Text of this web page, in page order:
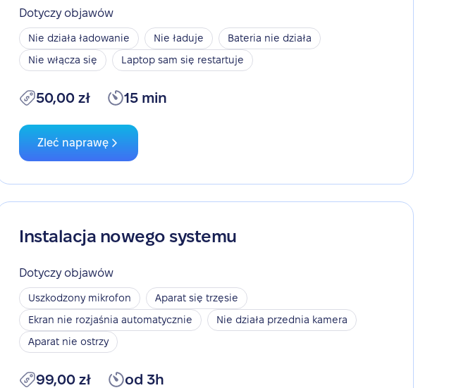
Dotyczy objawów
Nie działa ładowanie Nie ładuje
Bateria nie działa
Nie włącza się
Laptop sam się restartuje
50,00 zł 15 min
Zleć naprawę
Instalacja nowego systemu
Dotyczy objawów
Uszkodzony mikrofon
Aparat się trzęsie
Ekran nie rozjaśnia automatycznie
Nie działa przednia kamera
Aparat nie ostrzy
99,00 zł od 3h